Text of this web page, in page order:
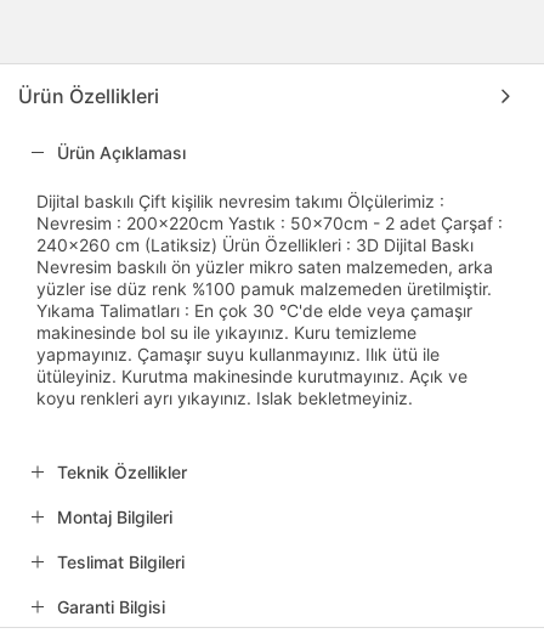
Ürün Özellikleri
Ürün Açıklaması
Dijital baskılı Çift kişilik nevresim takımı Ölçülerimiz :
Nevresim : 200x220cm Yastık : 50x70cm - 2 adet Çarşaf :
240x260 cm (Latiksiz) Ürün Özellikleri : 3D Dijital Baskı
Nevresim baskılı ön yüzler mikro saten malzemeden, arka
yüzler ise düz renk %100 pamuk malzemeden üretilmiştir.
Yıkama Talimatları : En çok 30 °C'de elde veya çamaşır
makinesinde bol su ile yıkayınız. Kuru temizleme
yapmayınız. Çamaşır suyu kullanmayınız. Ilık ütü ile
ütüleyiniz. Kurutma makinesinde kurutmayınız. Açık ve
koyu renkleri ayrı yıkayınız. Islak bekletmeyiniz.
Teknik Özellikler
Montaj Bilgileri
Teslimat Bilgileri
Garanti Bilgisi